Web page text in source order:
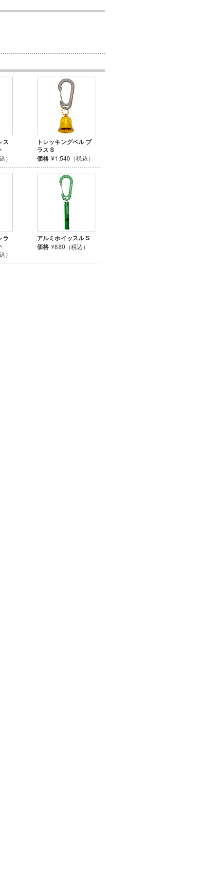
ス
）
トレッキングベル ブ
ラス S
価格 ¥1,540（税込）
ラ
）
アルミホイッスル S
価格 ¥880（税込）